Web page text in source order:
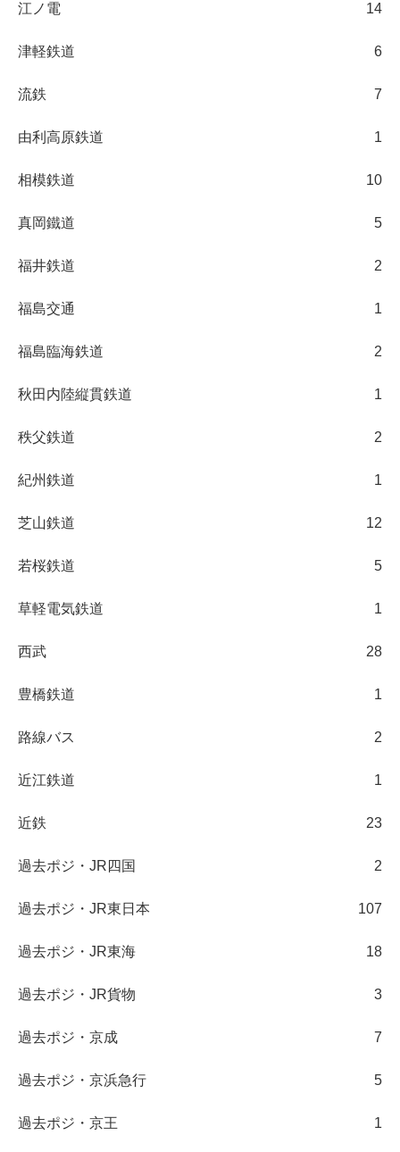
江ノ電 14
津軽鉄道 6
流鉄 7
由利高原鉄道 1
相模鉄道 10
真岡鐵道 5
福井鉄道 2
福島交通 1
福島臨海鉄道 2
秋田内陸縦貫鉄道 1
秩父鉄道 2
紀州鉄道 1
芝山鉄道 12
若桜鉄道 5
草軽電気鉄道 1
西武 28
豊橋鉄道 1
路線バス 2
近江鉄道 1
近鉄 23
過去ポジ・JR四国 2
過去ポジ・JR東日本 107
過去ポジ・JR東海 18
過去ポジ・JR貨物 3
過去ポジ・京成 7
過去ポジ・京浜急行 5
過去ポジ・京王 1